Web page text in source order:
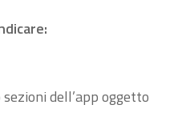
dell’app oggetto